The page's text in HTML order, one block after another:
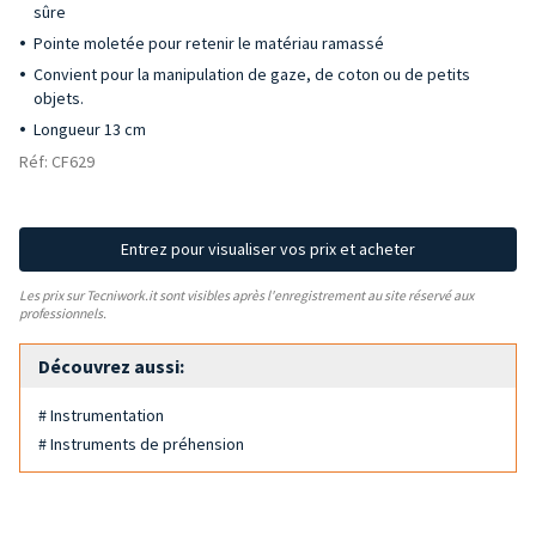
sûre
Pointe moletée pour retenir le matériau ramassé
Convient pour la manipulation de gaze, de coton ou de petits
objets.
Longueur 13 cm
Réf: CF629
Entrez pour visualiser vos prix et acheter
Les prix sur Tecniwork.it sont visibles après l'enregistrement au site réservé aux
professionnels.
Découvrez aussi:
# Instrumentation
# Instruments de préhension